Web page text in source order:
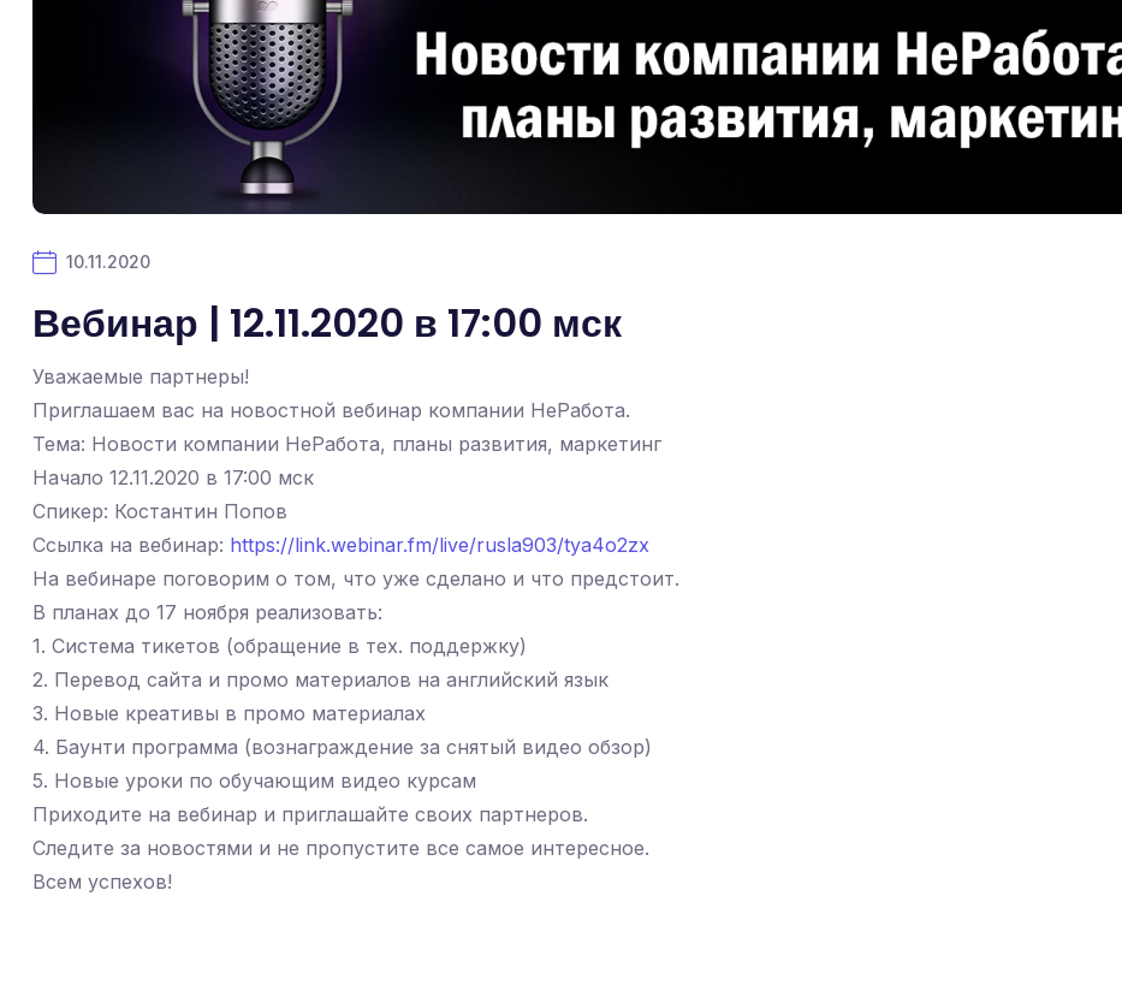
10.11.2020
Вебинар | 12.11.2020 в 17:00 мск
Уважаемые партнеры!
Приглашаем вас на новостной вебинар компании НеРабота.
Тема: Новости компании НеРабота, планы развития, маркетинг
Начало 12.11.2020 в 17:00 мск
Спикер: Костантин Попов
Ссылка на вебинар: https://link.webinar.fm/live/rusla903/tya4o2zx
На вебинаре поговорим о том, что уже сделано и что предстоит.
В планах до 17 ноября реализовать:
1. Система тикетов (обращение в тех. поддержку)
2. Перевод сайта и промо материалов на английский язык
3. Новые креативы в промо материалах
4. Баунти программа (вознаграждение за снятый видео обзор)
5. Новые уроки по обучающим видео курсам
Приходите на вебинар и приглашайте своих партнеров.
Следите за новостями и не пропустите все самое интересное.
Всем успехов!